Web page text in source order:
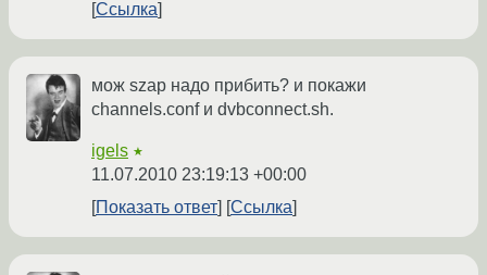
Ссылка
мож szap надо прибить? и покажи
channels.conf и dvbconnect.sh.
igels ★
11.07.2010 23:19:13 +00:00
Показать ответ
Ссылка